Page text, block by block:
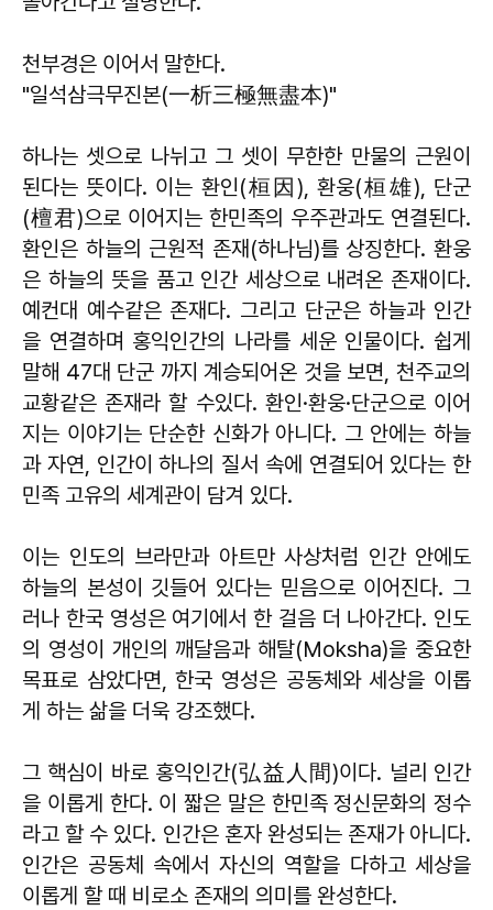
천부경은 이어서 말한다.
"일석삼극무진본(一析三極無盡本)"
하나는 셋으로 나뉘고 그 셋이 무한한 만물의 근원이
된다는 뜻이다. 이는 환인(桓因), 환웅(桓雄), 단군
(檀君)으로 이어지는 한민족의 우주관과도 연결된다.
환인은 하늘의 근원적 존재(하나님)를 상징한다. 환웅
은 하늘의 뜻을 품고 인간 세상으로 내려온 존재이다.
예컨대 예수같은 존재다. 그리고 단군은 하늘과 인간
을 연결하며 홍익인간의 나라를 세운 인물이다. 쉽게
말해 47대 단군 까지 계승되어온 것을 보면, 천주교의
교황같은 존재라 할 수있다. 환인·환웅·단군으로 이어
지는 이야기는 단순한 신화가 아니다. 그 안에는 하늘
과 자연, 인간이 하나의 질서 속에 연결되어 있다는 한
민족 고유의 세계관이 담겨 있다.
이는 인도의 브라만과 아트만 사상처럼 인간 안에도
하늘의 본성이 깃들어 있다는 믿음으로 이어진다. 그
러나 한국 영성은 여기에서 한 걸음 더 나아간다. 인도
의 영성이 개인의 깨달음과 해탈(Moksha)을 중요한
목표로 삼았다면, 한국 영성은 공동체와 세상을 이롭
게 하는 삶을 더욱 강조했다.
그 핵심이 바로 홍익인간(弘益人間)이다. 널리 인간
을 이롭게 한다. 이 짧은 말은 한민족 정신문화의 정수
라고 할 수 있다. 인간은 혼자 완성되는 존재가 아니다.
인간은 공동체 속에서 자신의 역할을 다하고 세상을
이롭게 할 때 비로소 존재의 의미를 완성한다.